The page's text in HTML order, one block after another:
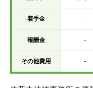
着手金 -
報酬金 -
その他費用 -